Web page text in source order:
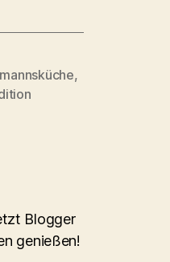
,
Blogger
genießen!